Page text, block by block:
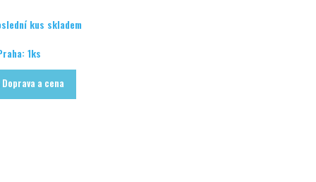
kus skladem
1ks
Doprava a cena